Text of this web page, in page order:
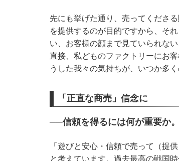
先にも挙げた通り、売ってくださ
を提供するのが目的ですから、そ
い、お客様の顔まで見ていられな
直接、私どものファクトリーにお
うした我々の気持ちが、いつか多
「正直な商売」信念に
──信頼を得るには何が重要か。
「遊びと安心・信頼で売って（提
と考えています。過去最高の戦国